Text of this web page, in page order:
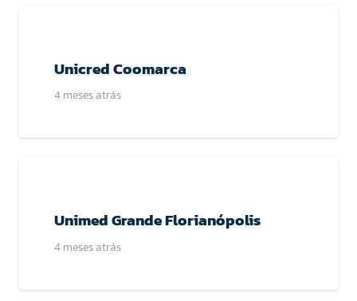
Unicred Coomarca
4 meses atrás
Unimed Grande Florianópolis
4 meses atrás